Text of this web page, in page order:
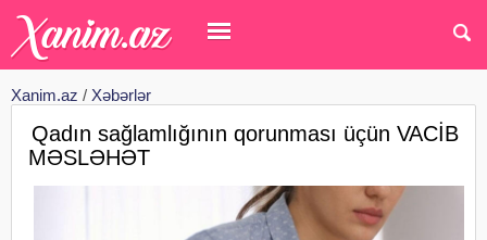
Xanim.az / Xəbərlər
Qadın sağlamlığının qorunması üçün VACİB
MƏSLƏHƏT